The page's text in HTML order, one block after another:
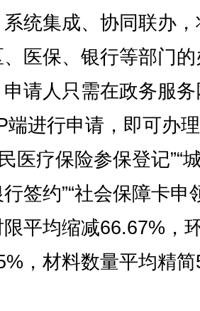
统集成、协同联办
医保、银行等部门
请人只需在政务服
端进行申请，即可办
医疗保险参保登记”“
签约”“社会保障卡申
平均缩减66.67%，
，材料数量平均精